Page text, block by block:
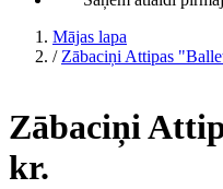
Mājas lapa
/ Zābaciņi Attipas
Zābaciņi
kr.